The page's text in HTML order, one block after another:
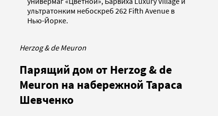
ультратонким небоскреб 262 Fifth Avenue в
Нью-Йорке.
Herzog & de Meuron
Парящий дом от Herzog & de
Meuron на набережной Тараса
Шевченко